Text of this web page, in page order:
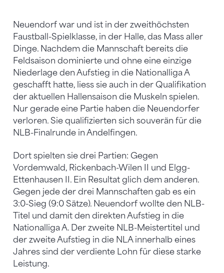
Neuendorf war und ist in der zweithöchsten
Faustball-Spielklasse, in der Halle, das Mass aller
Dinge. Nachdem die Mannschaft bereits die
Feldsaison dominierte und ohne eine einzige
Niederlage den Aufstieg in die Nationalliga A
geschafft hatte, liess sie auch in der Qualifikation
der aktuellen Hallensaison die Muskeln spielen.
Nur gerade eine Partie haben die Neuendorfer
verloren. Sie qualifizierten sich souverän für die
NLB-Finalrunde in Andelfingen.
Dort spielten sie drei Partien: Gegen
Vordemwald, Rickenbach-Wilen II und Elgg-
Ettenhausen II. Ein Resultat glich dem anderen.
Gegen jede der drei Mannschaften gab es ein
3:0-Sieg (9:0 Sätze). Neuendorf wollte den NLB-
Titel und damit den direkten Aufstieg in die
Nationalliga A. Der zweite NLB-Meistertitel und
der zweite Aufstieg in die NLA innerhalb eines
Jahres sind der verdiente Lohn für diese starke
Leistung.